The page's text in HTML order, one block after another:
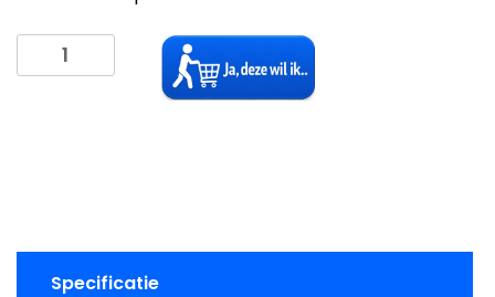
power
Specificatie